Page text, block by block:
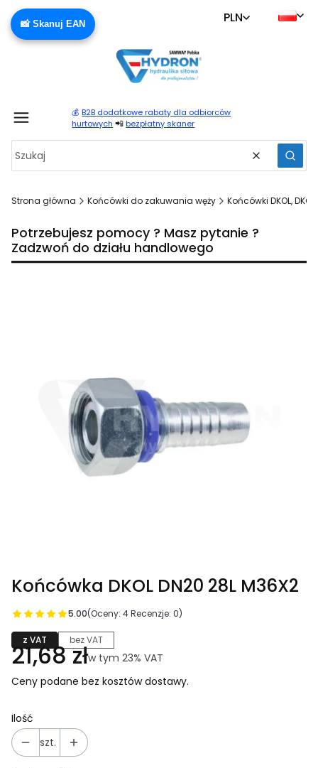
📸 Skanuj EAN PLN
💰 B2B dodatkowe rabaty dla odbiorców
hurtowych 📲 bezpłatny skaner
Wyczyść
Strona główna Końcówki do zakuwania węży Końcówki DKOL,
Potrzebujesz pomocy ? Masz pytanie ?
Zadzwoń do działu handlowego
Końcówka DKOL DN20 28L M36X2
5.00(Oceny: 4 Recenzje: 0)
z VAT bez VAT
Cena
21,68 złw tym 23% VAT
w tym 23% VAT
Ceny podane bez kosztów dostawy.
Ilość
szt.